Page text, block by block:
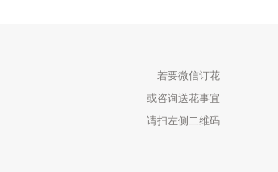
若要微信订花
或咨询送花事宜
请扫左侧二维码